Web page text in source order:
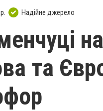
Надійне джерело
та